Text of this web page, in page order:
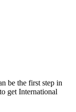
be the first step in
get International